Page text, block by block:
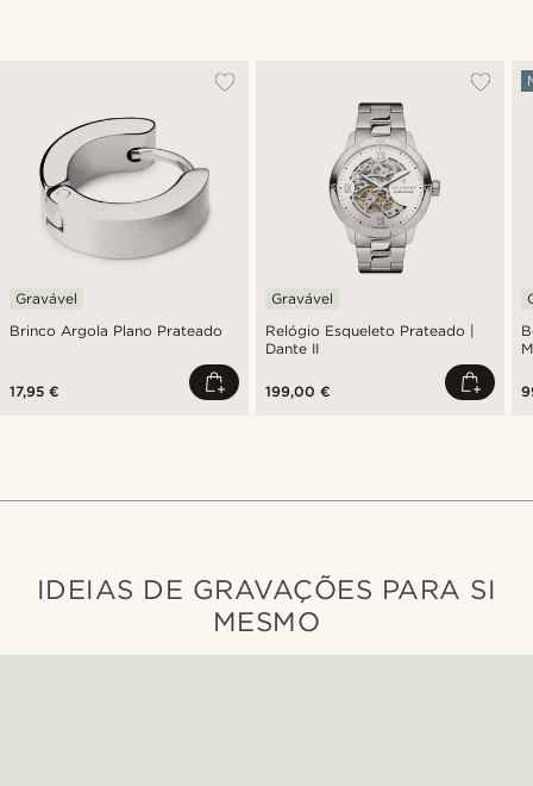
Brinco Argola Plano Prateado
Gravável
17,95 €
Relógio Esqueleto Prateado |
Dante II
Gravável
199,00 €
IDEIAS DE GRAVAÇÕES PARA SI
MESMO